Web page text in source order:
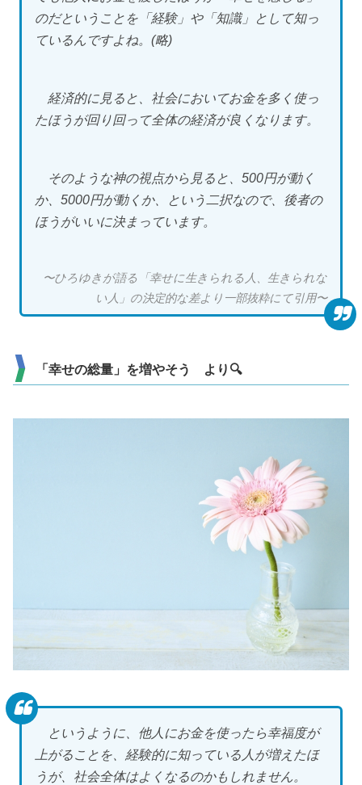
のだということを「経験」や「知識」として知っ
ているんですよね。(略)
経済的に見ると、社会においてお金を多く使っ
たほうが回り回って全体の経済が良くなります。
そのような神の視点から見ると、500円が動く
か、5000円が動くか、という二択なので、後者の
ほうがいいに決まっています。
〜ひろゆきが語る「幸せに生きられる人、生きられな
い人」の決定的な差より一部抜粋にて引用〜
「幸せの総量」を増やそう より🔍
というように、他人にお金を使ったら幸福度が
上がることを、経験的に知っている人が増えたほ
うが、社会全体はよくなるのかもしれません。